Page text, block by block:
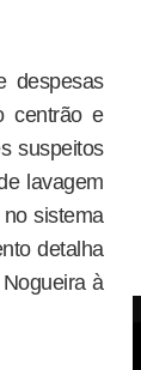
despesas
centrão e
suspeitos
lavagem
sistema
detalha
à